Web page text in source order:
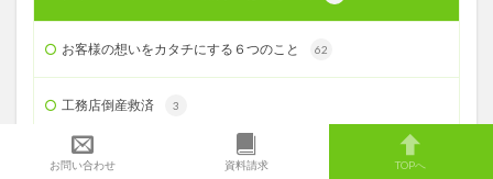
お客様の想いをカタチにする６つのこと 62
工務店倒産救済 3
固定金利・変動金利どっち？ 7
お問い合わせ 資料請求 TOPへ